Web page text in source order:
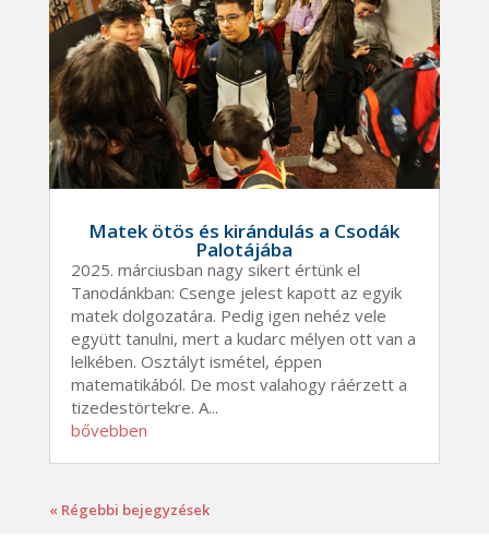
Matek ötös és kirándulás a Csodák
Palotájába
2025. márciusban nagy sikert értünk el
Tanodánkban: Csenge jelest kapott az egyik
matek dolgozatára. Pedig igen nehéz vele
együtt tanulni, mert a kudarc mélyen ott van a
lelkében. Osztályt ismétel, éppen
matematikából. De most valahogy ráérzett a
tizedestörtekre. A...
bővebben
« Régebbi bejegyzések